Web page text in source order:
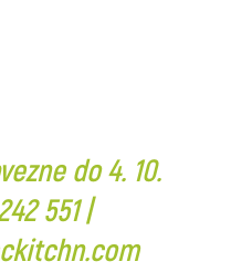
do 4. 10.
551|